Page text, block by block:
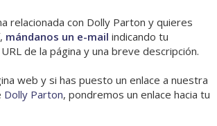
relacionada con Dolly Parton y quieres
mándanos un e-mail indicando tu
de la página y una breve descripción.
web y si has puesto un enlace a nuestra
Dolly Parton, pondremos un enlace hacia tu